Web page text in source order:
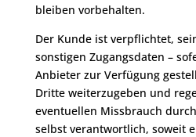
bleiben vorbehalten.
Der Kunde ist verpflichtet,
sonstigen Zugangsdaten –
Anbieter zur Verfügung
Dritte weiterzugeben und
eventuellen Missbrauch
selbst verantwortlich, soweit